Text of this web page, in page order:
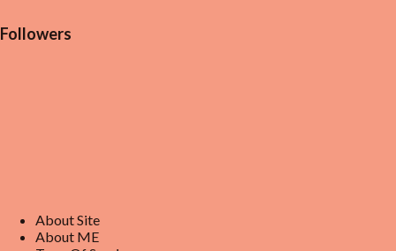
Followers
About Site
About ME